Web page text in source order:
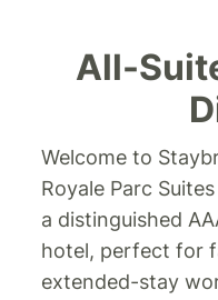
All-
Welcome to
Royale Parc
a distinguished
hotel, perfect for
extended-stay